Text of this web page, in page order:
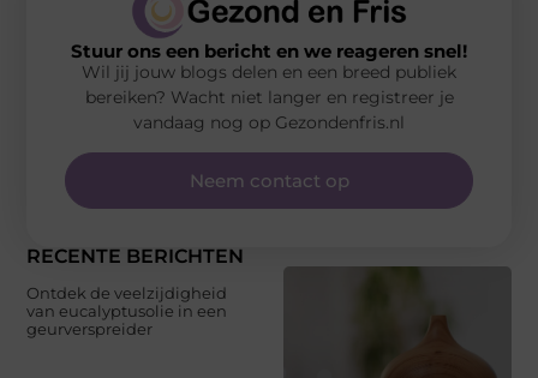
RECENTE BERICHTEN
Ontdek de veelzijdigheid
van eucalyptusolie in een
geurverspreider
Stuur ons een bericht en we reageren snel!
Wil jij jouw blogs delen en een breed publiek
bereiken? Wacht niet langer en registreer je
vandaag nog op Gezondenfris.nl
Neem contact op